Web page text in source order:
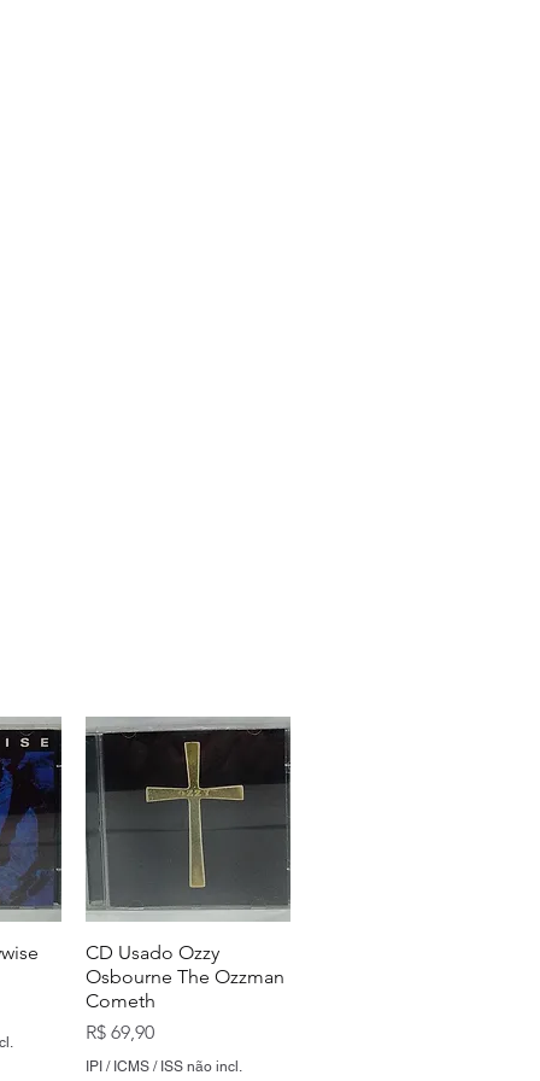
CD Usado Ozzy
Osbourne The Ozzman
Cometh
Preço
R$ 69,90
IPI / ICMS / ISS não incl.